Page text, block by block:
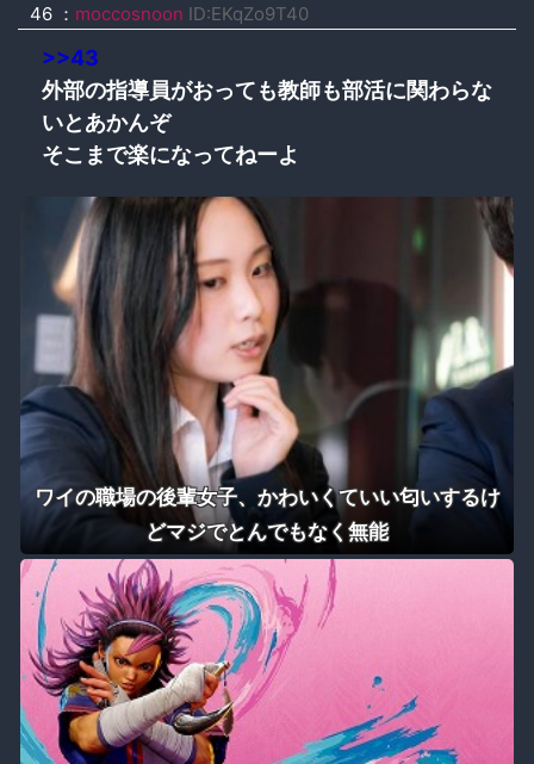
46 ： moccosnoon ID:EKqZo9T40
>>43
外部の指導員がおっても教師も部活に関わらな
いとあかんぞ
そこまで楽になってねーよ
ワイの職場の後輩女子、かわいくていい匂いするけ
どマジでとんでもなく無能